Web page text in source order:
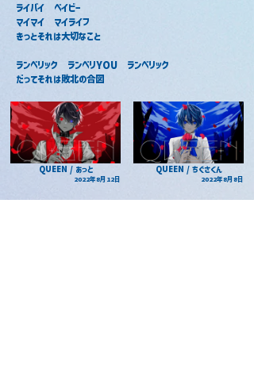
ライバイ　ベイビー
マイマイ　マイライフ
きっとそれは大切なこと
ランベリック　ランベリYOU　ランベリック
だってそれは敗北の合図
QUEEN / あっと
2022年8月12日
QUEEN / ちぐさくん
2022年8月8日